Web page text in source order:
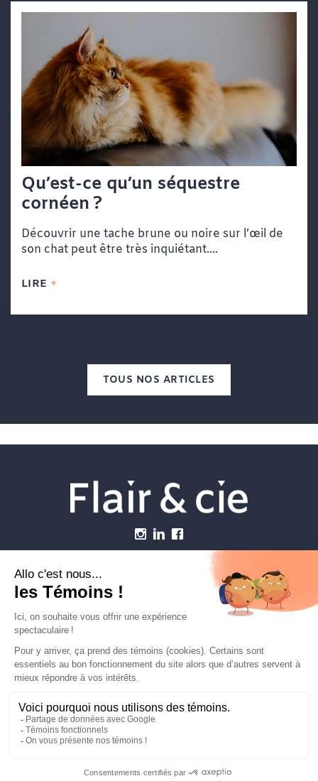
Qu’est-ce qu’un séquestre
cornéen ?
Découvrir une tache brune ou noire sur l’œil de
son chat peut être très inquiétant....
LIRE
TOUS NOS ARTICLES
Établissements vétérinaires
Carrière
Contactez-nous
MODALITÉS & CONDITIONS
FLAIRETCIE © 2026